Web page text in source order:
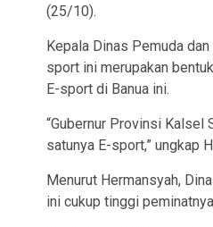
(25/10).
Kepala Dinas Pemuda
sport ini merupakan
E-sport di Banua ini.
“Gubernur Provinsi Kalsel
satunya E-sport,” ungkap
Menurut Hermansyah,
ini cukup tinggi